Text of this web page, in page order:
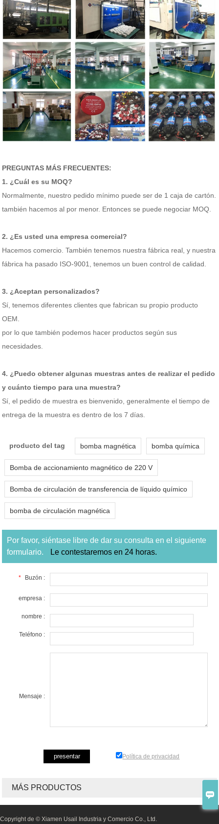

PREGUNTAS MÁS FRECUENTES:
1. ¿Cuál es su MOQ?
Normalmente, nuestro pedido mínimo puede ser de 1 caja de cartón.
también hacemos al por menor. Entonces se puede negociar MOQ.
2. ¿Es usted una empresa comercial?
Hacemos comercio. También tenemos nuestra fábrica real, y nuestra
fábrica ha pasado ISO-9001, tenemos un buen control de calidad.
3. ¿Aceptan personalizados?
Sí, tenemos diferentes clientes que fabrican su propio producto
OEM.
por lo que también podemos hacer productos según sus
necesidades.
4. ¿Puedo obtener algunas muestras antes de realizar el pedido
y cuánto tiempo para una muestra?
Sí, el pedido de muestra es bienvenido, generalmente el tiempo de
entrega de la muestra es dentro de los 7 días.
producto del tag bomba magnética bomba química
Bomba de accionamiento magnético de 220 V
Bomba de circulación de transferencia de líquido químico
bomba de circulación magnética
Por favor, siéntase libre de dar su consulta en el siguiente
formulario.
Le contestaremos en 24 horas.
* Buzón :
empresa :
nombre :
Teléfono :
Mensaje :
Política de privacidad
MÁS PRODUCTOS
Copyright de © Xiamen Usail Industria y Comercio Co., Ltd.